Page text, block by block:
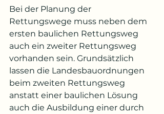
Bei der Planung der
Rettungswege muss neben dem
ersten baulichen Rettungsweg
auch ein zweiter Rettungsweg
vorhanden sein. Grundsätzlich
lassen die Landesbauordnungen
beim zweiten Rettungsweg
anstatt einer baulichen Lösung
auch die Ausbildung einer durch